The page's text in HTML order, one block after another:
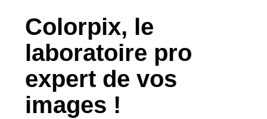
Colorpix, le
laboratoire pro
expert de vos
images !